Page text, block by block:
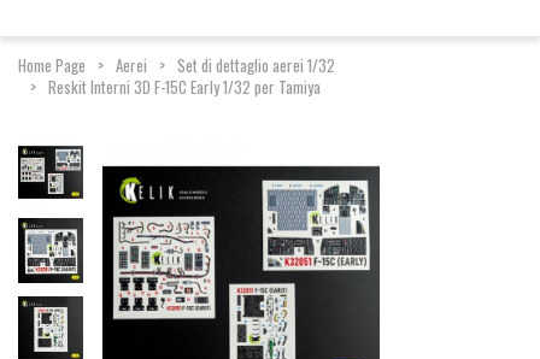
Home Page Aerei
Set di dettaglio aerei 1/32
Reskit Interni 3D F-15C Early 1/32 per Tamiya